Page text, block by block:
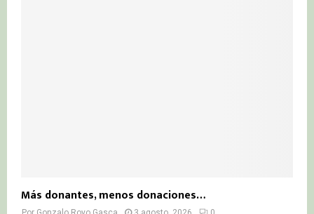
Más donantes, menos donaciones…